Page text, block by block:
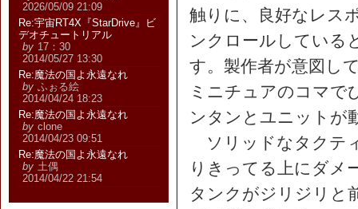
触りに、良好なレス
ンクロールしている
す。製作者が意図し
ミニチュアのコマで
ンタンとユニットが
ソリッドなタクテ
りきってる上にダメ
タンクがジリジリと
2026/05/09 21:09
Re:宇宙RT4X『StarDrive』ビ
デオチュートリアル
by 17：30
2014/05/27 13:30
Re:魔法の国よ永遠なれ
by ふぉる絵
2014/04/24 18:23
Re:魔法の国よ永遠なれ
by clone
2014/04/23 09:51
Re:魔法の国よ永遠なれ
by 土偶
2014/04/22 21:54